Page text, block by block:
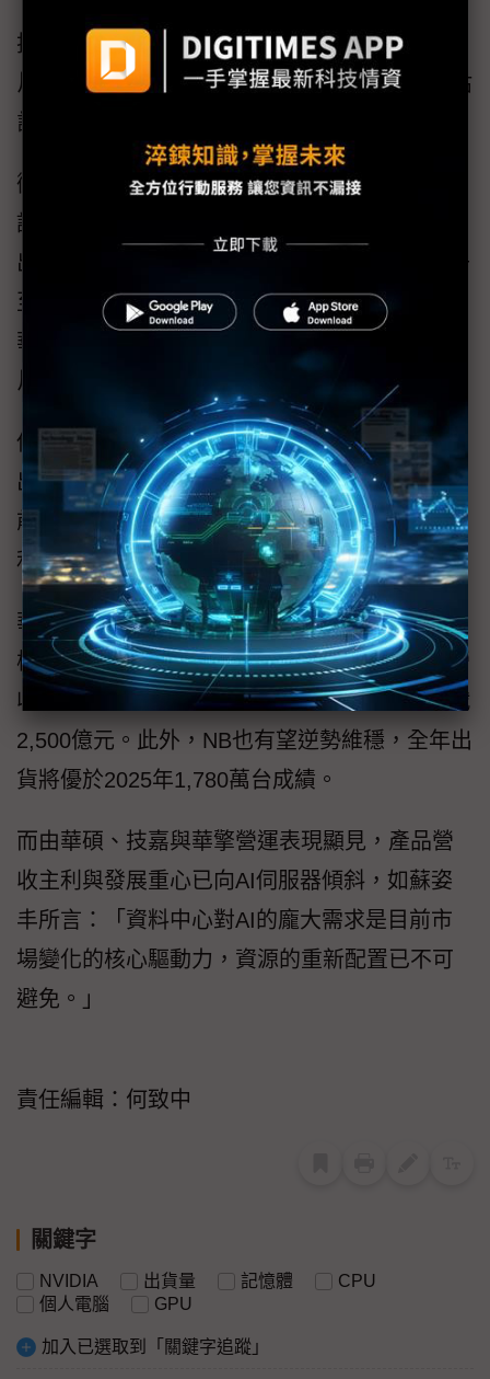
技嘉出貨也不妙，2025年出貨回升至1,150萬
片，但2026年內部也下修至900萬片，供應鏈估
計全年將大跌至800萬~850萬片。
微星主機板代工規模近年也明顯萎縮，僅有少
許來自聯想（Lenovo）與NEC、LG代工訂單，
出貨年減高達6成，品牌主機板則在2025年拉升
至1,100萬片，但2026年估將崩跌至840萬片；
華擎2024年約440萬片，2025年略減至430萬
片，2026年則估衰減至270萬片。
供應鏈人士表示，儘管主機板出貨大跌，顯卡
出貨也萎縮，但對華碩、技嘉與華擎而言，目
前AI伺服器已成業績成長主力，將可抵銷板卡
利潤減損，整體獲利表現仍維穩。
華碩2025年伺服器營收已突破新台幣千億元規
模，年增超過100%，2026年首季伺服器業務營
收估季增近100%，2026全年伺服器營收將挑戰
2,500億元。此外，NB也有望逆勢維穩，全年出
貨將優於2025年1,780萬台成績。
而由華碩、技嘉與華擎營運表現顯見，產品營
收主利與發展重心已向AI伺服器傾斜，如蘇姿
丰所言：「資料中心對AI的龐大需求是目前市
場變化的核心驅動力，資源的重新配置已不可
避免。」
責任編輯：何致中
關鍵字
NVIDIA 出貨量 記憶體
CPU
個人電腦
GPU
加入已選取到「關鍵字追蹤」